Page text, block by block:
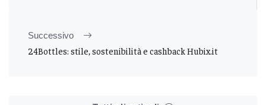
Successivo
24Bottles: stile, sostenibilità e cashback Hubix.it